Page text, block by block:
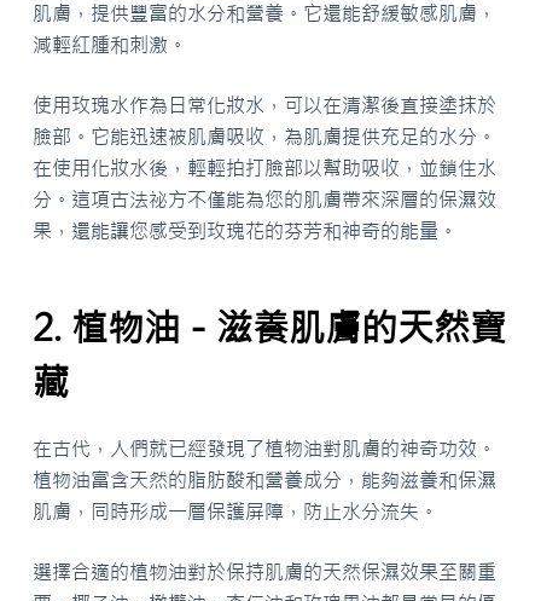
肌膚，提供豐富的水分和營養。它還能舒緩敏感肌膚，
減輕紅腫和刺激。
使用玫瑰水作為日常化妝水，可以在清潔後直接塗抹於
臉部。它能迅速被肌膚吸收，為肌膚提供充足的水分。
在使用化妝水後，輕輕拍打臉部以幫助吸收，並鎖住水
分。這項古法祕方不僅能為您的肌膚帶來深層的保濕效
果，還能讓您感受到玫瑰花的芬芳和神奇的能量。
2. 植物油－滋養肌膚的天然寶
藏
在古代，人們就已經發現了植物油對肌膚的神奇功效。
植物油富含天然的脂肪酸和營養成分，能夠滋養和保濕
肌膚，同時形成一層保護屏障，防止水分流失。
選擇合適的植物油對於保持肌膚的天然保濕效果至關重